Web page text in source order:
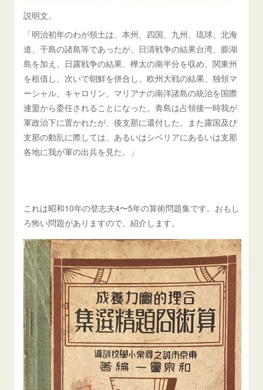
説明文。
「明治初年のわが領土は、本州、四国、九州、琉球、北海
道、千島の諸島等であったが、日清戦争の結果台湾、膨湖
島を加え、日露戦争の結果、樺太の南半分を収め、関東州
を租借し、次いで朝鮮を併合し、欧州大戦の結果、独領マ
ーシャル、キャロリン、マリアナの南洋諸島の統治を国際
連盟から委任されることになった。青島は占領後一時我が
軍政治下に置かれたが、後支那に還付した。また露国及び
支那の動乱に際しては、あるいはシベリアにあるいは支那
各地に我が軍の出兵を見た。」
これは昭和10年の登志夫4〜5年の算術問題集です。おもし
ろ怖い問題がありますので、紹介します。